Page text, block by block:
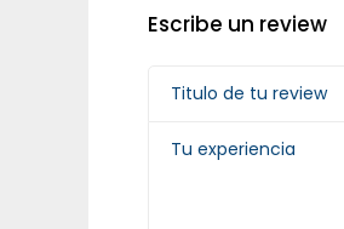
Escribe un review